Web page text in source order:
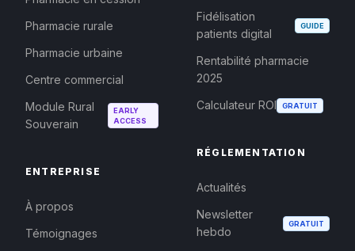
Pharmacie rurale
Pharmacie urbaine
Centre commercial
Module Rural
Souverain
EARLY
ACCESS
ENTREPRISE
À propos
Témoignages
Fidélisation
patients digital
GUIDE
Rentabilité pharmacie
2025
Calculateur ROI
GRATUIT
RÉGLEMENTATION
Actualités
Newsletter
hebdo
GRATUIT